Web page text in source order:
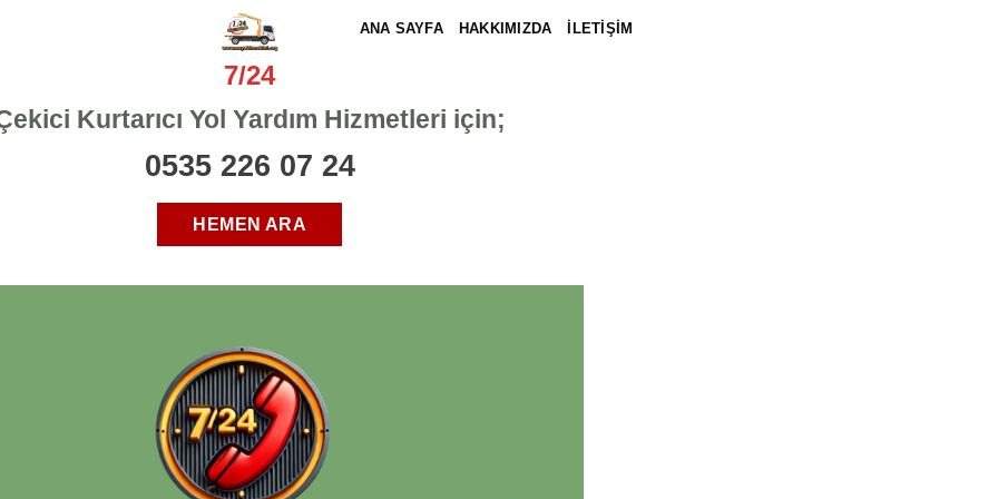
ANA SAYFA HAKKIMIZDA İLETİŞİM
7/24
Kurtarıcı Yol Yardım Hizmetleri için;
0535 226 07 24
HEMEN ARA